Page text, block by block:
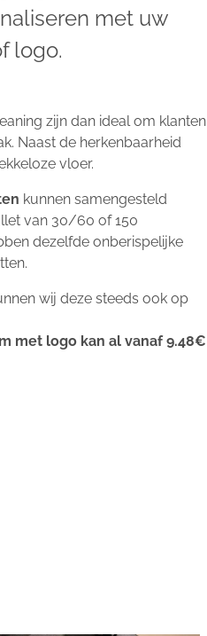
met uw
logo.
zijn dan ideal om klanten
Naast de herkenbaarheid
vloer.
kunnen samengesteld
van 30/60 of 150
dezelfde onberispelijke
wij deze steeds ook op
met logo kan al vanaf 9.48€